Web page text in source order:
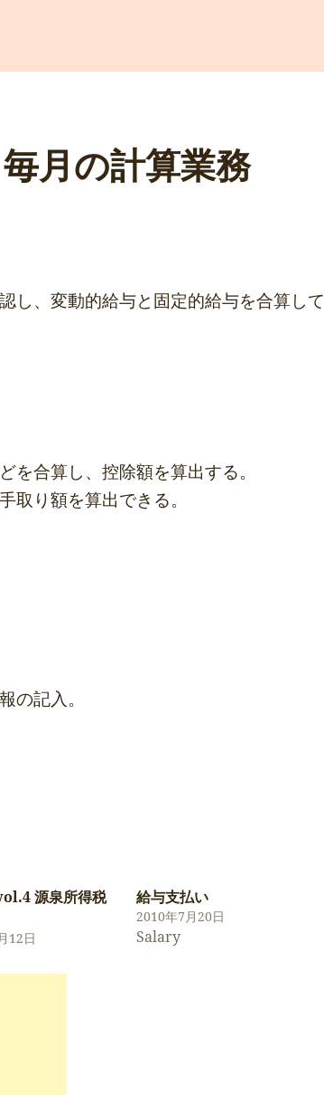
月の計算業務
し、変動的給与と固定的給与を合算して
を合算し、控除額を算出する。
取り額を算出できる。
の記入。
源泉所得税
12日
給与支払い
2010年7月20日
Salary